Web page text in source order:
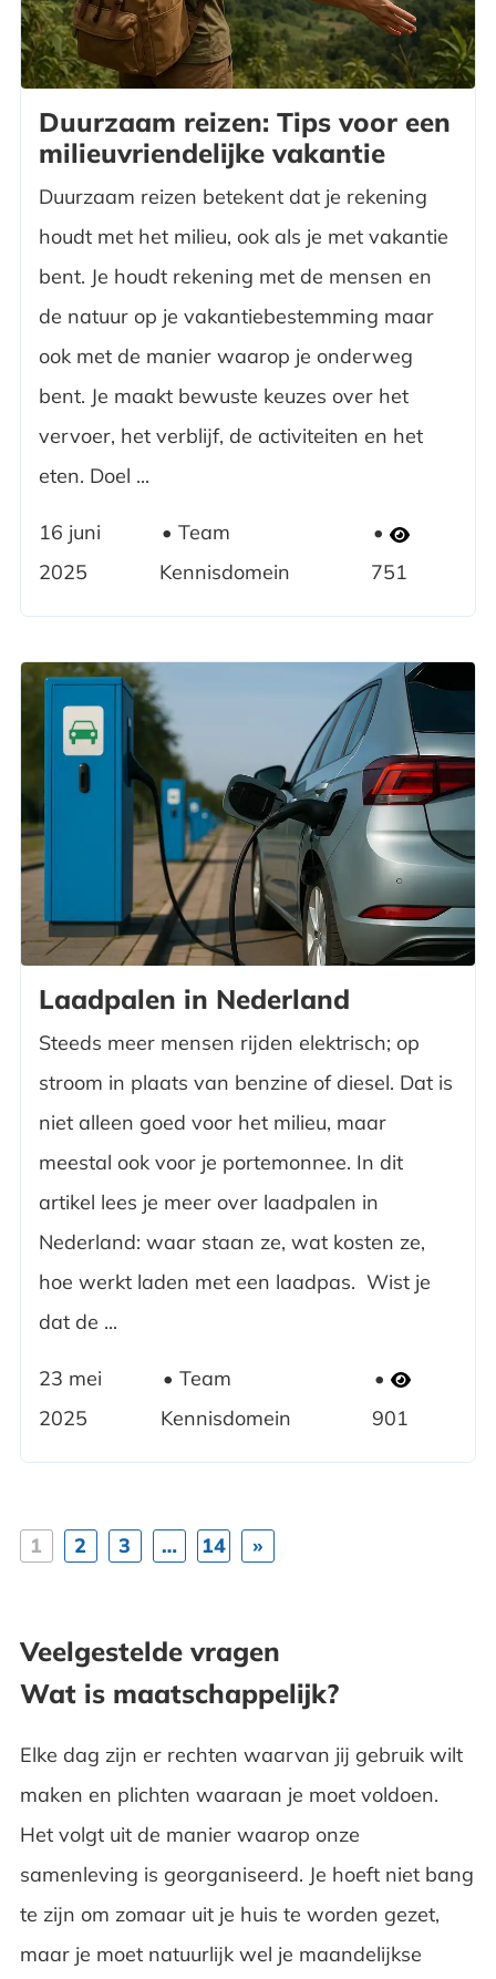
Duurzaam reizen: Tips voor een
milieuvriendelijke vakantie
Duurzaam reizen betekent dat je rekening
houdt met het milieu, ook als je met vakantie
bent. Je houdt rekening met de mensen en
de natuur op je vakantiebestemming maar
ook met de manier waarop je onderweg
bent. Je maakt bewuste keuzes over het
vervoer, het verblijf, de activiteiten en het
eten. Doel ...
16 juni
2025
Team
Kennisdomein
751
Laadpalen in Nederland
Steeds meer mensen rijden elektrisch; op
stroom in plaats van benzine of diesel. Dat is
niet alleen goed voor het milieu, maar
meestal ook voor je portemonnee. In dit
artikel lees je meer over laadpalen in
Nederland: waar staan ze, wat kosten ze,
hoe werkt laden met een laadpas. Wist je
dat de ...
23 mei
2025
Team
Kennisdomein
901
1 2 3 … 14 »
Veelgestelde vragen
Wat is maatschappelijk?
Elke dag zijn er rechten waarvan jij gebruik wilt
maken en plichten waaraan je moet voldoen.
Het volgt uit de manier waarop onze
samenleving is georganiseerd. Je hoeft niet bang
te zijn om zomaar uit je huis te worden gezet,
maar je moet natuurlijk wel je maandelijkse